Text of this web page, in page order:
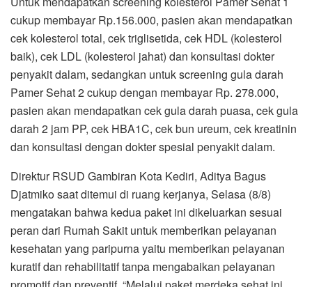
cukup membayar Rp.156.000, pasien akan mendapatkan
cek kolesterol total, cek triglisetida, cek HDL (kolesterol
baik), cek LDL (kolesterol jahat) dan konsultasi dokter
penyakit dalam, sedangkan untuk screening gula darah
Pamer Sehat 2 cukup dengan membayar Rp. 278.000,
pasien akan mendapatkan cek gula darah puasa, cek gula
darah 2 jam PP, cek HBA1C, cek bun ureum, cek kreatinin
dan konsultasi dengan dokter spesial penyakit dalam.
Direktur RSUD Gambiran Kota Kediri, Aditya Bagus
Djatmiko saat ditemui di ruang kerjanya, Selasa (8/8)
mengatakan bahwa kedua paket ini dikeluarkan sesuai
peran dari Rumah Sakit untuk memberikan pelayanan
kesehatan yang paripurna yaitu memberikan pelayanan
kuratif dan rehabilitatif tanpa mengabaikan pelayanan